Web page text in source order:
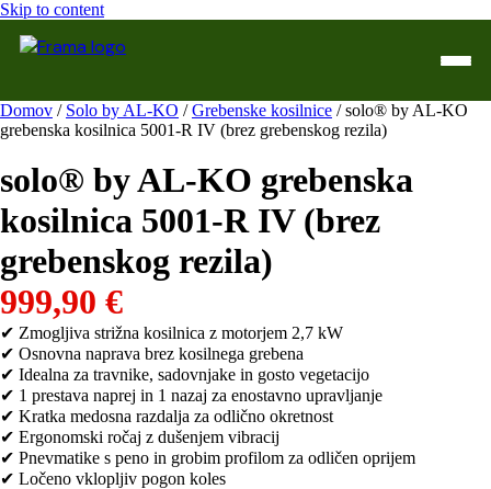
Skip to content
Domov
Trgovina
WTL Varilne naprave
Kontakt
Servis
Domov / Solo by AL-KO /Grebenske kosilnice / solo® by AL-KO
grebenska kosilnica 5001-R IV (brez grebenskog rezila)
solo® by AL-KO grebenska
kosilnica 5001-R IV (brez
grebenskog rezila)
999,90 €
✔ Zmogljiva strižna kosilnica z motorjem 2,7 kW
✔ Osnovna naprava brez kosilnega grebena
✔ Idealna za travnike, sadovnjake in gosto vegetacijo
✔ 1 prestava naprej in 1 nazaj za enostavno upravljanje
✔ Kratka medosna razdalja za odlično okretnost
✔ Ergonomski ročaj z dušenjem vibracij
✔ Pnevmatike s peno in grobim profilom za odličen oprijem
✔ Ločeno vklopljiv pogon koles